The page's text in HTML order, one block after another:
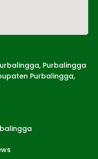
Purbalingga
Purbalingga,